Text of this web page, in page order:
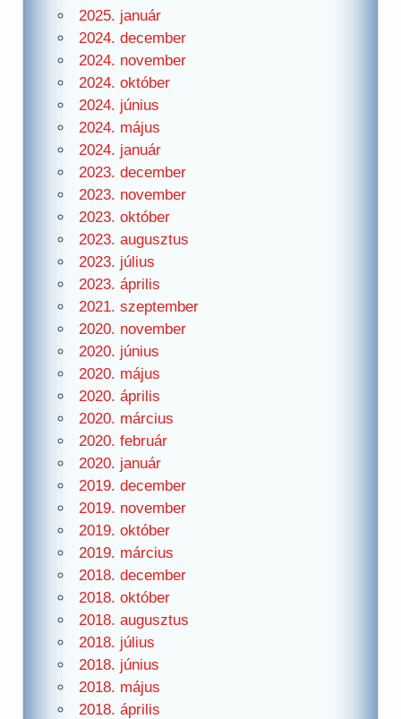
2025. január
2024. december
2024. november
2024. október
2024. június
2024. május
2024. január
2023. december
2023. november
2023. október
2023. augusztus
2023. július
2023. április
2021. szeptember
2020. november
2020. június
2020. május
2020. április
2020. március
2020. február
2020. január
2019. december
2019. november
2019. október
2019. március
2018. december
2018. október
2018. augusztus
2018. július
2018. június
2018. május
2018. április